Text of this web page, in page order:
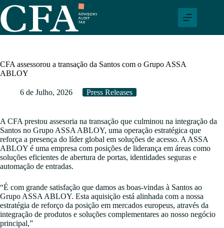
Pular
para
o
conteúdo
CFA assessorou a transação da Santos com o Grupo ASSA
ABLOY
6 de Julho, 2026 Press Releases
A CFA prestou assesoria na transação que culminou na integração da
Santos no Grupo ASSA ABLOY, uma operação estratégica que
reforça a presença do líder global em soluções de acesso. A ASSA
ABLOY é uma empresa com posições de liderança em áreas como
soluções eficientes de abertura de portas, identidades seguras e
automação de entradas.
“É com grande satisfação que damos as boas-vindas à Santos ao
Grupo ASSA ABLOY. Esta aquisição está alinhada com a nossa
estratégia de reforço da posição em mercados europeus, através da
integração de produtos e soluções complementares ao nosso negócio
principal,”